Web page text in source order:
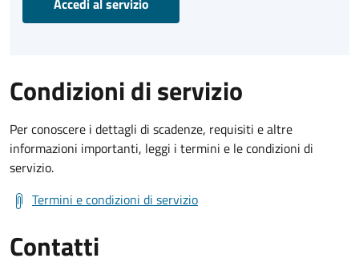
Condizioni di servizio
Per conoscere i dettagli di scadenze, requisiti e altre
informazioni importanti, leggi i termini e le condizioni di
servizio.
Termini e condizioni di servizio
Contatti